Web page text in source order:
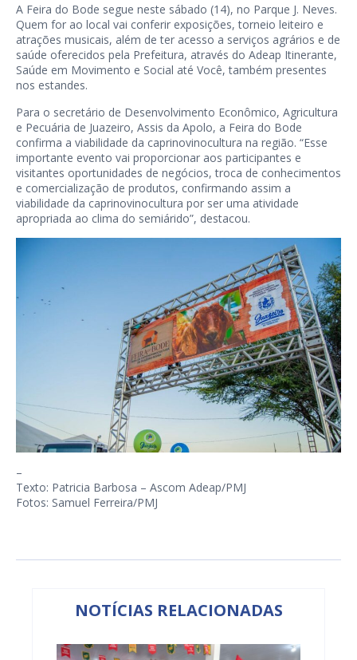
A Feira do Bode segue neste sábado (14), no Parque J. Neves.
Quem for ao local vai conferir exposições, torneio leiteiro e
atrações musicais, além de ter acesso a serviços agrários e de
saúde oferecidos pela Prefeitura, através do Adeap Itinerante,
Saúde em Movimento e Social até Você, também presentes
nos estandes.
Para o secretário de Desenvolvimento Econômico, Agricultura
e Pecuária de Juazeiro, Assis da Apolo, a Feira do Bode
confirma a viabilidade da caprinovinocultura na região. “Esse
importante evento vai proporcionar aos participantes e
visitantes oportunidades de negócios, troca de conhecimentos
e comercialização de produtos, confirmando assim a
viabilidade da caprinovinocultura por ser uma atividade
apropriada ao clima do semiárido”, destacou.
–
Texto: Patricia Barbosa – Ascom Adeap/PMJ
Fotos: Samuel Ferreira/PMJ
NOTÍCIAS RELACIONADAS